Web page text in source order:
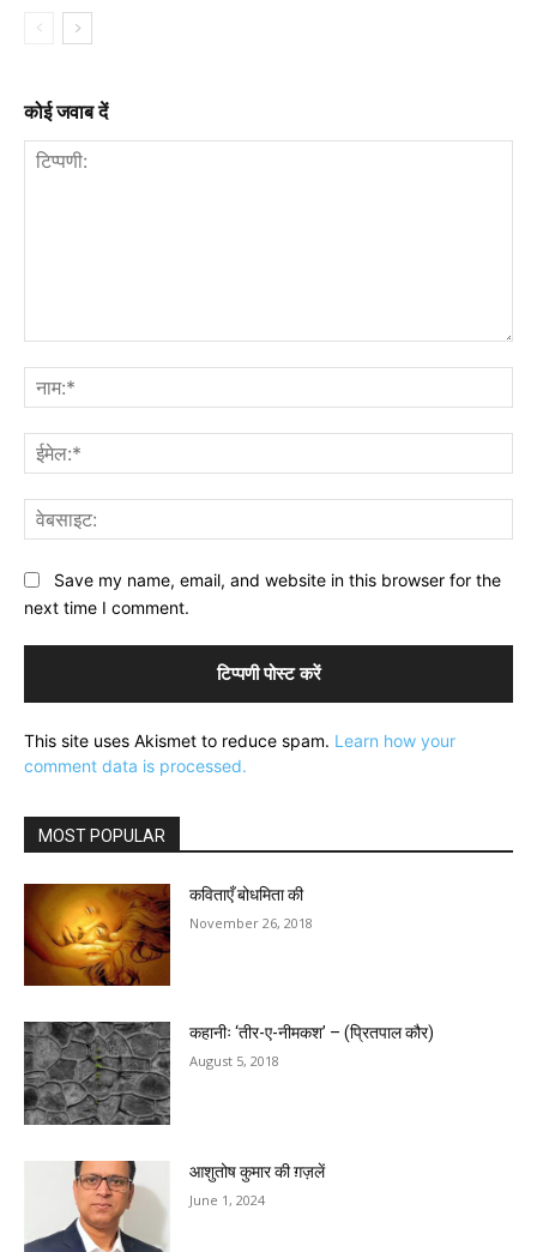
कोई जवाब दें
Save my name, email, and website in this browser for the
next time I comment.
This site uses Akismet to reduce spam. Learn how your
comment data is processed.
MOST POPULAR
कविताएँ बोधमिता की
November 26, 2018
कहानीः ‘तीर-ए-नीमकश’ – (प्रितपाल कौर)
August 5, 2018
आशुतोष कुमार की ग़ज़लें
June 1, 2024